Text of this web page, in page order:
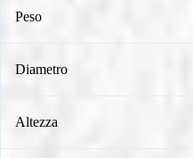
Peso
Diametro
Altezza